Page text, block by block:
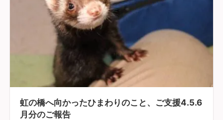
虹の橋へ向かったひまわりのこと、ご支援4.5.6
月分のご報告